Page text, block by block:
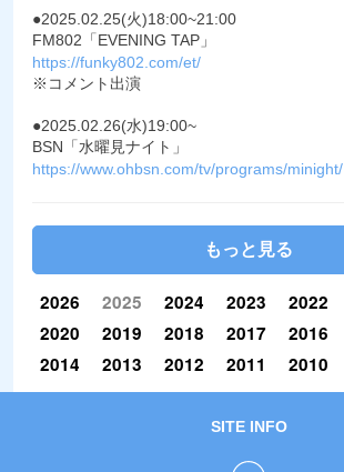
●2025.02.25(火)18:00~21:00
FM802「EVENING TAP」
https://funky802.com/et/
※コメント出演
●2025.02.26(水)19:00~
BSN「水曜見ナイト」
https://www.ohbsn.com/tv/programs/minight/
もっと見る
2026 2025 2024 2023 2022
2020
2019 2018 2017 2016
2014
2013 2012 2011 2010
SITE INFO